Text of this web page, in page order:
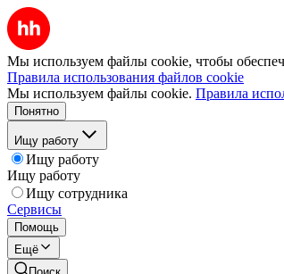
Мы используем файлы cookie, чтобы
Правила использования файлов cookie
Мы используем файлы cookie. Правила
Понятно
Ищу работу
Ищу работу
Ищу работу
Ищу сотрудника
Сервисы
Помощь
Ещё